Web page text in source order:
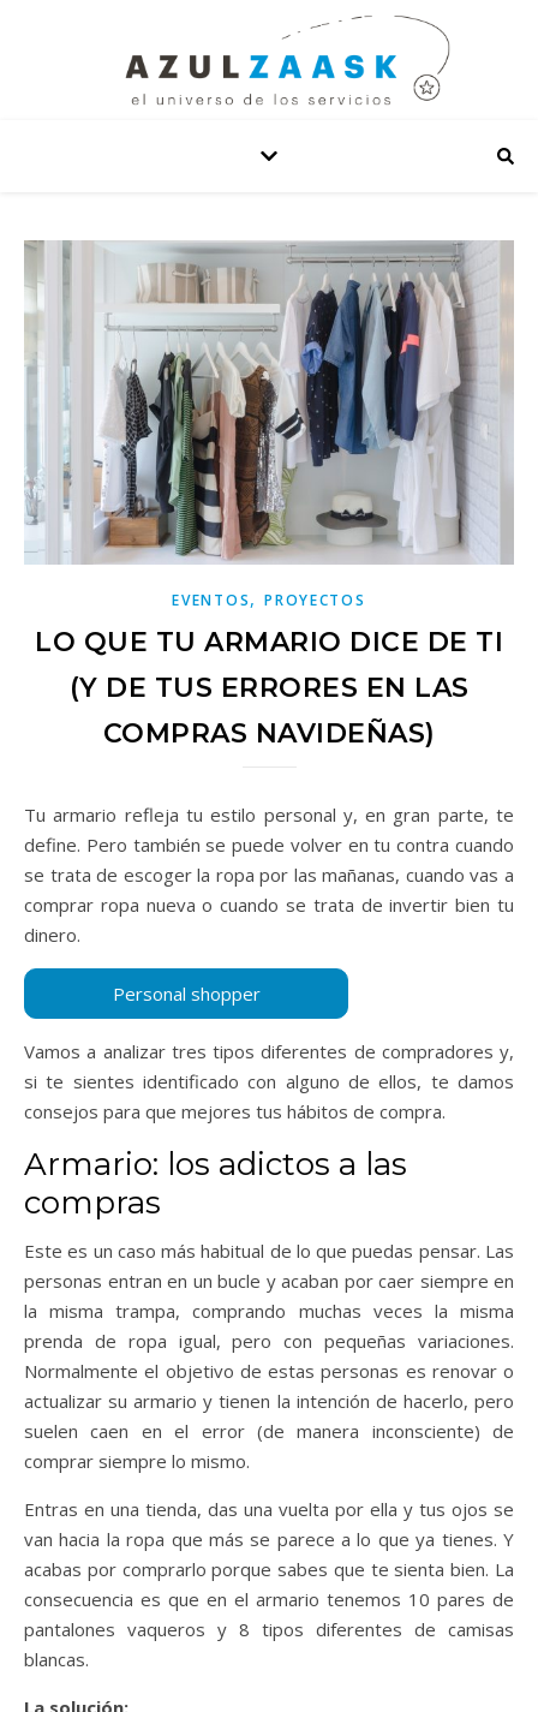
EVENTOS,PROYECTOS
LO QUE TU ARMARIO DICE DE TI
(Y DE TUS ERRORES EN LAS
COMPRAS NAVIDEÑAS)
Tu armario refleja tu estilo personal y, en gran parte, te
define. Pero también se puede volver en tu contra cuando
se trata de escoger la ropa por las mañanas, cuando vas a
comprar ropa nueva o cuando se trata de invertir bien tu
dinero.
Vamos a analizar tres tipos diferentes de compradores y,
si te sientes identificado con alguno de ellos, te damos
consejos para que mejores tus hábitos de compra.
Armario: los adictos a las
compras
Este es un caso más habitual de lo que puedas pensar. Las
personas entran en un bucle y acaban por caer siempre en
la misma trampa, comprando muchas veces la misma
prenda de ropa igual, pero con pequeñas variaciones.
Normalmente el objetivo de estas personas es renovar o
actualizar su armario y tienen la intención de hacerlo, pero
suelen caen en el error (de manera inconsciente) de
comprar siempre lo mismo.
Entras en una tienda, das una vuelta por ella y tus ojos se
van hacia la ropa que más se parece a lo que ya tienes. Y
acabas por comprarlo porque sabes que te sienta bien. La
consecuencia es que en el armario tenemos 10 pares de
pantalones vaqueros y 8 tipos diferentes de camisas
blancas.
La solución: